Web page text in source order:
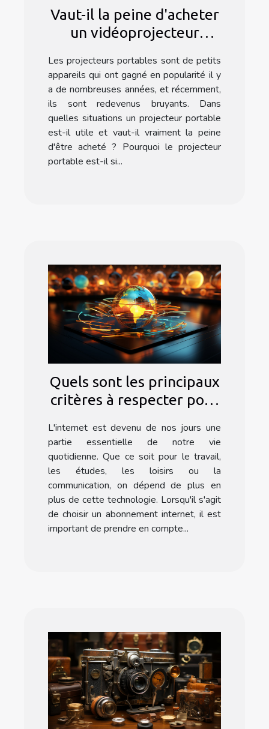
Vaut-il la peine d'acheter
un vidéoprojecteur
Les projecteurs portables sont de petits
appareils qui ont gagné en popularité il y
a de nombreuses années, et récemment,
ils sont redevenus bruyants. Dans
quelles situations un projecteur portable
est-il utile et vaut-il vraiment la peine
d'être acheté ? Pourquoi le projecteur
portable est-il si...
Quels sont les principaux
critères à respecter pour
abonnement internet ?
L'internet est devenu de nos jours une
partie essentielle de notre vie
quotidienne. Que ce soit pour le travail,
les études, les loisirs ou la
communication, on dépend de plus en
plus de cette technologie. Lorsqu'il s'agit
de choisir un abonnement internet, il est
important de prendre en compte...